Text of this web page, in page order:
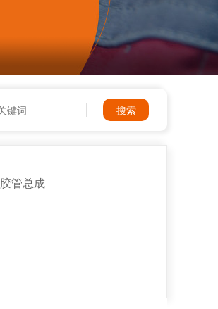
胶管总成